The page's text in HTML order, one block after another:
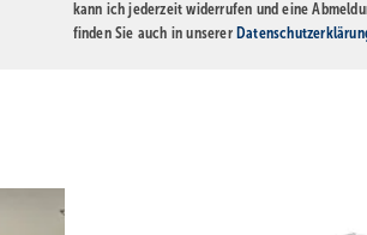
kann ich jederzeit widerrufen und eine
finden Sie auch in unserer